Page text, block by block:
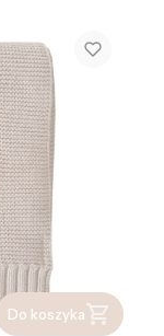
Do koszyka